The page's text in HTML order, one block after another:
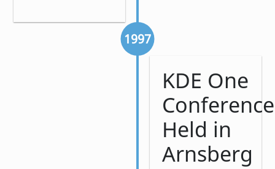
1997
KDE One
Conference
Held in
Arnsberg